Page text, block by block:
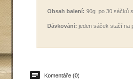
Obsah balení: 90g po 30 sáčků
Dávkování: jeden sáček stačí na
Komentáře (0)